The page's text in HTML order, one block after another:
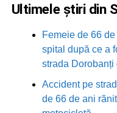
Ultimele știri din
Femeie de 66
spital după ce a
strada Dorobanți
Accident pe
de 66 de ani